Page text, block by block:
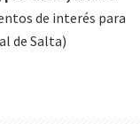
de interés para
de Salta)